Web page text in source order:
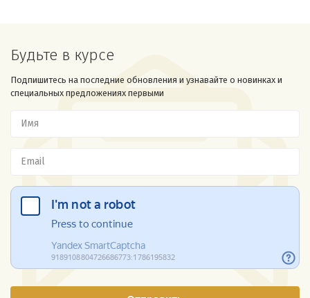
Будьте в курсе
Подпишитесь на последние обновления и узнавайте о новинках и
специальных предложениях первыми